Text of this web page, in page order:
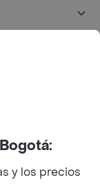
y los precios